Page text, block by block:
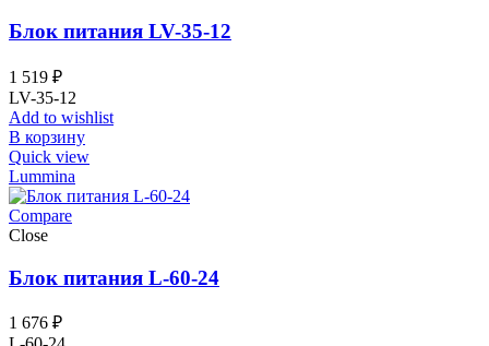
Блок питания LV-35-12
1 519 ₽
LV-35-12
Add to wishlist
В корзину
Quick view
Lummina
Compare
Close
Блок питания L-60-24
1 676 ₽